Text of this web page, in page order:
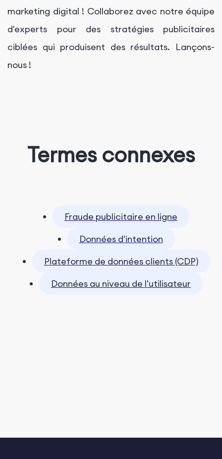
marketing digital ! Collaborez avec notre équipe
d'experts pour des stratégies publicitaires
ciblées qui produisent des résultats. Lançons-
nous !
Termes connexes
Fraude publicitaire en ligne
Données d'intention
Plateforme de données clients (CDP)
Données au niveau de l'utilisateur